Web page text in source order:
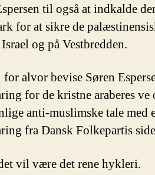
til også at indkalde
for at sikre de
og på Vestbredden.
alvor bevise Søren
for de kristne araberes ve
anti-muslimske tale med
fra Dansk Folkepartis
vil være det rene hykleri.